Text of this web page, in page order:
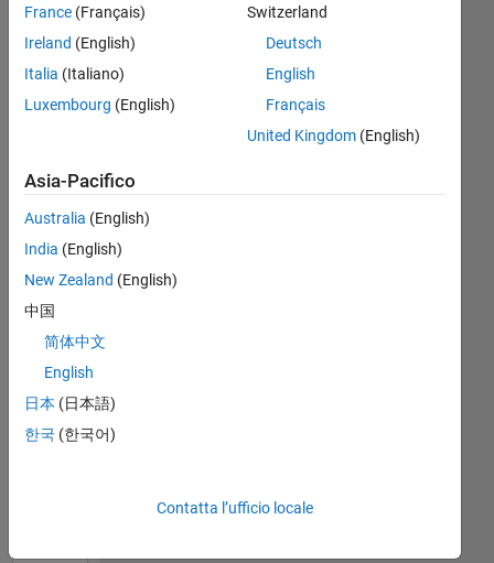
M…
CONTRIBUTI L
1
L
03/20
11/20
07/21
03/22
11/22
07/23
03/24
11/24
07/25
03/26
01/21
11/21
09/22
05/24
03/25
01/26
02/21
01/22
12/22
11/23
10/24
09/25
08/26
RANK
France (Français)
Ireland (English)
Italia (Italiano)
Luxembourg (English)
Switzerland
Deutsch
English
Français
United Kingdom(English)
Asia-Pacifico
Australia (English)
India (English)
New Zealand (English)
中国
简体中文
English
日本 (日本語)
한국 (한국어)
Contatta l’ufficio locale